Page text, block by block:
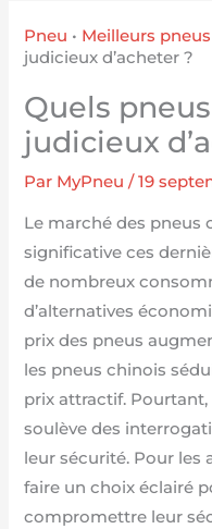
Pneu • Meilleurs pneus
judicieux d’acheter ?
Quels
judicieux
Par MyPneu/19
Le marché des pneus
significative ces
de nombreux
d’alternatives
prix des pneus
les pneus chinois
prix attractif.
soulève des
leur sécurité. Pour les
faire un choix éclairé
compromettre leur